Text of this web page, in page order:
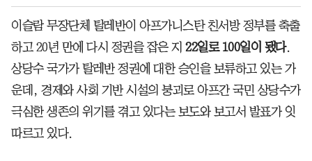
이슬람 무장단체 탈레반이 아프가니스탄 친서방 정부를 축출
하고 20년 만에 다시 정권을 잡은 지 22일로 100일이 됐다.
상당수 국가가 탈레반 정권에 대한 승인을 보류하고 있는 가
운데, 경제와 사회 기반 시설의 붕괴로 아프간 국민 상당수가
극심한 생존의 위기를 겪고 있다는 보도와 보고서 발표가 잇
따르고 있다.